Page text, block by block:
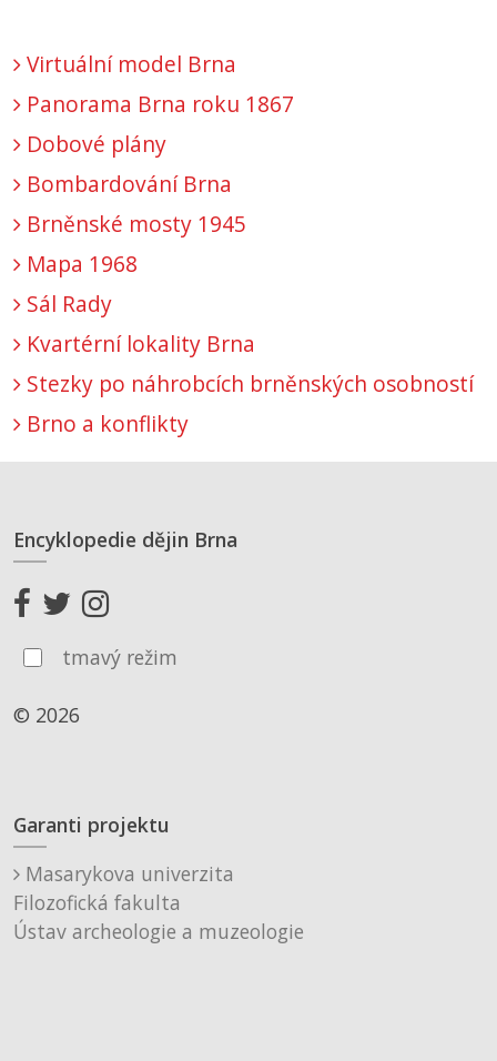
Virtuální model Brna
Panorama Brna roku 1867
Dobové plány
Bombardování Brna
Brněnské mosty 1945
Mapa 1968
Sál Rady
Kvartérní lokality Brna
Stezky po náhrobcích brněnských osobností
Brno a konflikty
Encyklopedie dějin Brna
tmavý režim
© 2026
Garanti projektu
Masarykova univerzita
Filozofická fakulta
Ústav archeologie a muzeologie